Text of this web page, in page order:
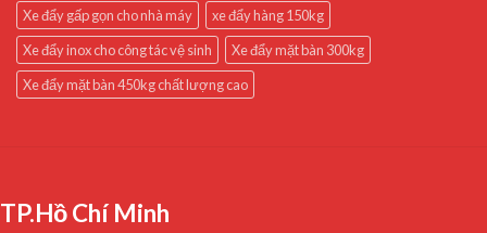
Xe đẩy gấp gọn cho nhà máy
xe đẩy hàng 150kg
Xe đẩy inox cho công tác vệ sinh
Xe đẩy mặt bàn 300kg
Xe đẩy mặt bàn 450kg chất lượng cao
TP.Hồ Chí Minh